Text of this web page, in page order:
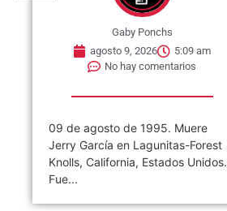
Gaby Ponchs
agosto 9, 2026
5:09 am
No hay comentarios
09 de agosto de 1995. Muere
Jerry García en Lagunitas-Forest
Knolls, California, Estados Unidos.
Fue...